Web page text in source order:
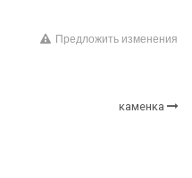
Предложить изменения
каменка